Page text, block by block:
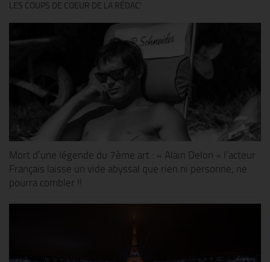
LES COUPS DE COEUR DE LA RÉDAC’
Mort d’une légende du 7ème art : « Alain Delon » l’acteur
Français laisse un vide abyssal que rien ni personne, ne
pourra combler !!